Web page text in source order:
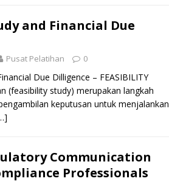
and Financial Due
Pusat Pelatihan 0
Due Dilligence – FEASIBILITY
(feasibility study) merupakan langkah
keputusan untuk menjalankan
Communication
Professionals